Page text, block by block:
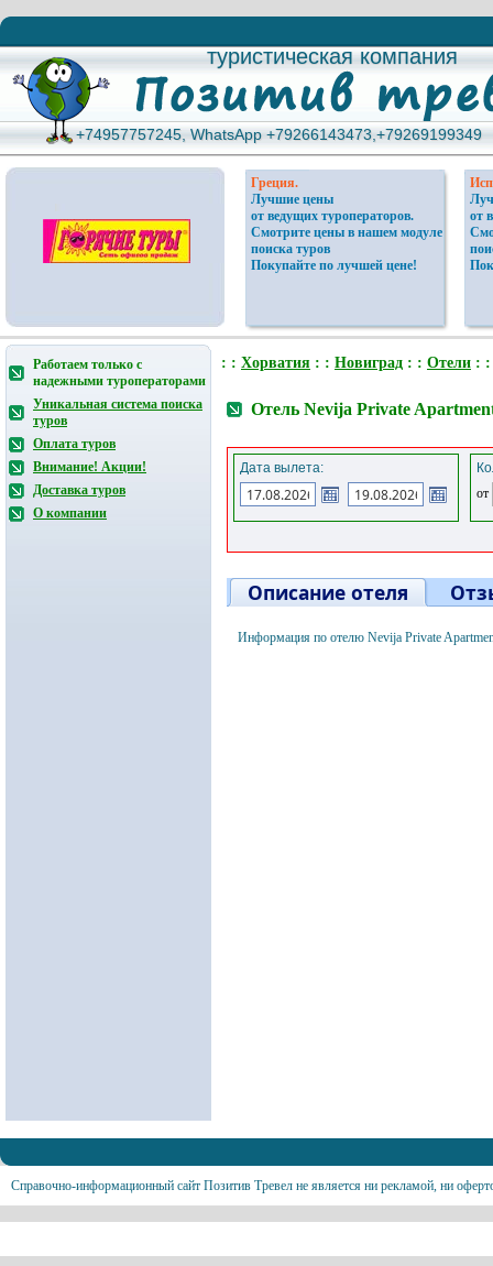
туристическая компания
туристическая компания
+74957757245, WhatsApp +79266143473,+79269199349
+74957757245, WhatsApp +79266143473,+79269199349
Греция.
Лучшие цены
от ведущих туроператоров.
Смотрите цены в нашем модуле
поиска туров
Покупайте по лучшей цене!
от
Работаем только с
надежными туроператорами
Уникальная система поиска
туров
Оплата туров
Внимание! Акции!
Доставка туров
О компании
: : Хорватия : : Новиград : : Отели : :
Отель Nevija Private
Дата вылета:
от
Описание отеля
Информация по отелю Nevija Private
Справочно-информационный сайт Позитив Тревел не является ни рекламой, ни